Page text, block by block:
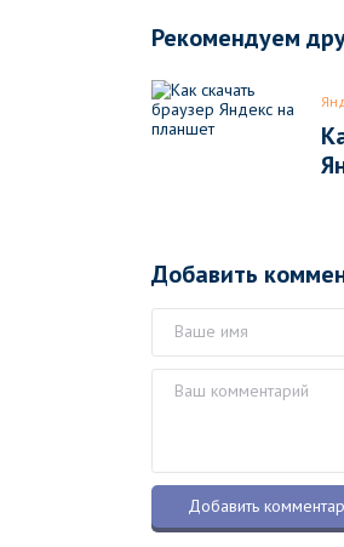
Рекомендуем
Добавить